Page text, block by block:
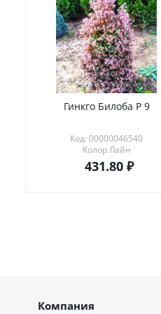
Гинкго Билоба Р 9
Код: 00000046540
Колор Лайн
431.80
Компания